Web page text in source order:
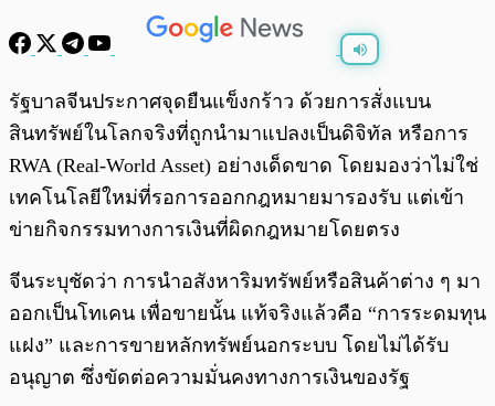
พร้อมเล่น 0:00
รัฐบาลจีนประกาศจุดยืนแข็งกร้าว ด้วยการสั่งแบน
สินทรัพย์ในโลกจริงที่ถูกนำมาแปลงเป็นดิจิทัล หรือการ
RWA (Real-World Asset) อย่างเด็ดขาด โดยมองว่าไม่ใช่
เทคโนโลยีใหม่ที่รอการออกกฎหมายมารองรับ แต่เข้า
ข่ายกิจกรรมทางการเงินที่ผิดกฎหมายโดยตรง
จีนระบุชัดว่า การนำอสังหาริมทรัพย์หรือสินค้าต่าง ๆ มา
ออกเป็นโทเคน เพื่อขายนั้น แท้จริงแล้วคือ “การระดมทุน
แฝง” และการขายหลักทรัพย์นอกระบบ โดยไม่ได้รับ
อนุญาต ซึ่งขัดต่อความมั่นคงทางการเงินของรัฐ